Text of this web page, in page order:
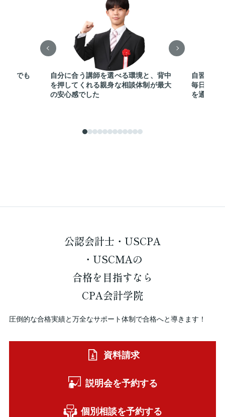
生でも
自分に合う講師を選べる環境と、背中
を押してくれる親身な相談体制が最大
の安心感でした
自習室を
毎日切磋
を通じて
公認会計士・USCPA
・USCMAの
合格を 目指すなら
CPA会計学院
圧倒的な合格実績と万全なサポート体制で合格へと導きます！
資料請求
説明会を予約する
個別相談を予約する